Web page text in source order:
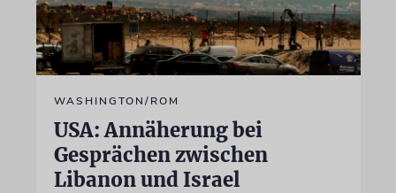
WASHINGTON/ROM
USA: Annäherung bei
Gesprächen zwischen
Libanon und Israel